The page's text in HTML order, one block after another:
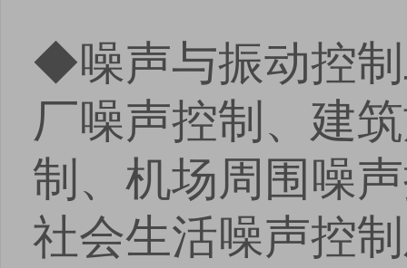
◆噪声与振动控
厂噪声控制、建
制、机场周围噪
社会生活噪声控